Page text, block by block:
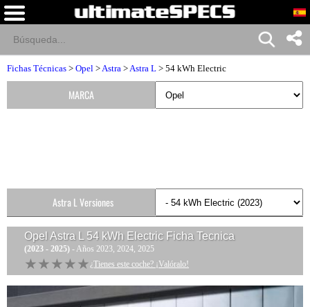
Fichas Técnicas > Opel >Astra >Astra L > 54 kWh Electric
Opel Astra L 54 kWh Electric Ficha Tecnica
(2023 - 2025) - Años 2023, 2024, 2025
★★★★★
★★★★★ ¿Tienes este coche? ¡Valóralo!
MARCA
Astra L Versiones